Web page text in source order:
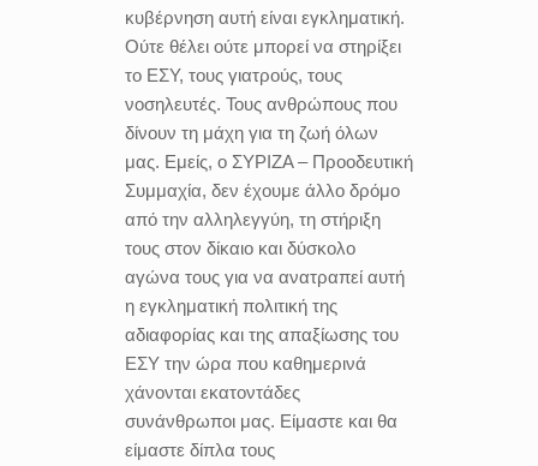
κυβέρνηση αυτή είναι εγκληματική.
Ούτε θέλει ούτε μπορεί να στηρίξει
το ΕΣΥ, τους γιατρούς, τους
νοσηλευτές. Τους ανθρώπους που
δίνουν τη μάχη για τη ζωή όλων
μας. Εμείς, ο ΣΥΡΙΖΑ – Προοδευτική
Συμμαχία, δεν έχουμε άλλο δρόμο
από την αλληλεγγύη, τη στήριξη
τους στον δίκαιο και δύσκολο
αγώνα τους για να ανατραπεί αυτή
η εγκληματική πολιτική της
αδιαφορίας και της απαξίωσης του
ΕΣΥ την ώρα που καθημερινά
χάνονται εκατοντάδες
συνάνθρωποι μας. Είμαστε και θα
είμαστε δίπλα τους